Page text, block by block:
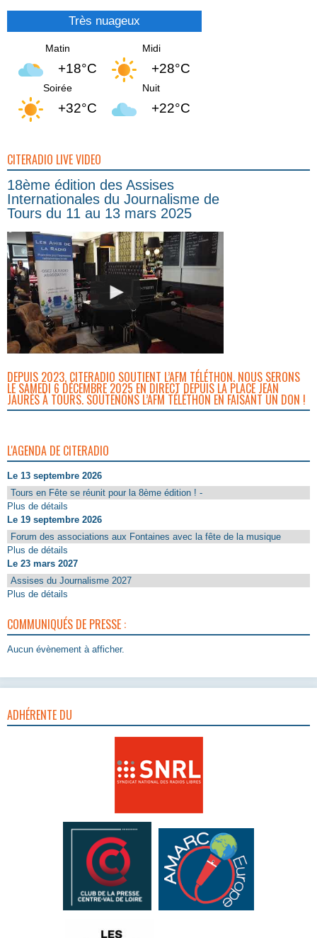
Très nuageux
Matin
+18°C
Midi
+28°C
Soirée
+32°C
Nuit
+22°C
CITERADIO LIVE VIDEO
18ème édition des Assises
Internationales du Journalisme de
Tours du 11 au 13 mars 2025
DEPUIS 2023, CITERADIO SOUTIENT L’AFM TÉLÉTHON. NOUS SERONS
LE SAMEDI 6 DÉCEMBRE 2025 EN DIRECT DEPUIS LA PLACE JEAN
JAURÈS À TOURS. SOUTENONS L’AFM TÉLÉTHON EN FAISANT UN DON !
L'AGENDA DE CITERADIO
Le 13 septembre 2026
Tours en Fête se réunit pour la 8ème édition ! -
Plus de détails
Le 19 septembre 2026
Forum des associations aux Fontaines avec la fête de la musique
Plus de détails
Le 23 mars 2027
Assises du Journalisme 2027
Plus de détails
COMMUNIQUÉS DE PRESSE :
Aucun évènement à afficher.
ADHÉRENTE DU